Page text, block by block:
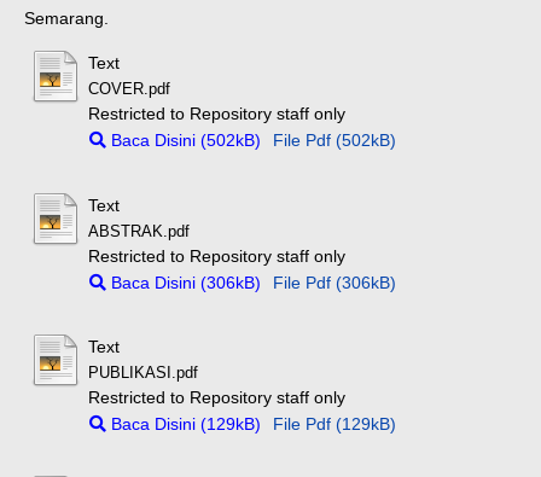
Semarang.
Text
COVER.pdf
Restricted to Repository staff only
Baca Disini (502kB)
File Pdf (502kB)
Text
ABSTRAK.pdf
Restricted to Repository staff only
Baca Disini (306kB)
File Pdf (306kB)
Text
PUBLIKASI.pdf
Restricted to Repository staff only
Baca Disini (129kB)
File Pdf (129kB)